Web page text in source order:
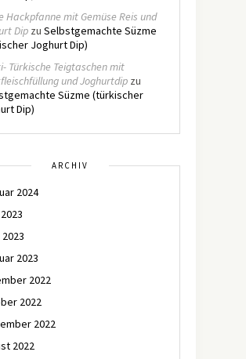
Hackpfanne mit Gemüse Reis und
Dip zu Selbstgemachte Süzme
Joghurt Dip)
Türkische Teigtaschen mit
und Joghurtdip zu
Süzme (türkischer
Dip)
ARCHIV
2024
2023
2022
2022
2022
2022